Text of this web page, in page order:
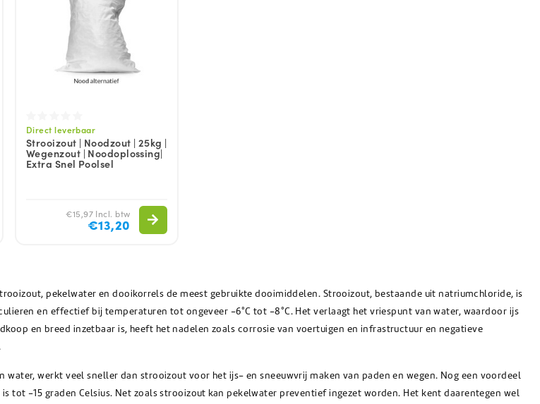
Direct leverbaar
Strooizout | Noodzout | 25kg |
Wegenzout | Noodoplossing|
Extra Snel Poolsel
€15,97 Incl. btw
€13,20
pekelwater en dooikorrels de meest gebruikte dooimiddelen. Strooizout, bestaande uit natriumchloride, is
en effectief bij temperaturen tot ongeveer -6°C tot -8°C. Het verlaagt het vriespunt van water, waardoor ijs
en breed inzetbaar is, heeft het nadelen zoals corrosie van voertuigen en infrastructuur en negatieve
water, werkt veel sneller dan strooizout voor het ijs- en sneeuwvrij maken van paden en wegen. Nog een voordeel
tot -15 graden Celsius. Net zoals strooizout kan pekelwater preventief ingezet worden. Het kent daarentegen wel